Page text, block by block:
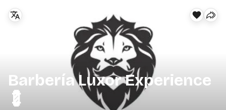
Barbería Luxor Experience
💈